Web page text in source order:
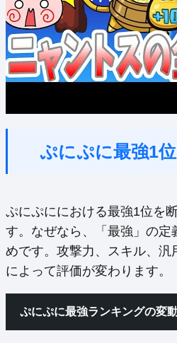
ぷにぷに最強1
ぷにぷににおける最強1位を
す。なぜなら、「最強」の定
めです。攻撃力、スキル、汎
によって評価が変わります。
ぷにぷに最強ランキングの変